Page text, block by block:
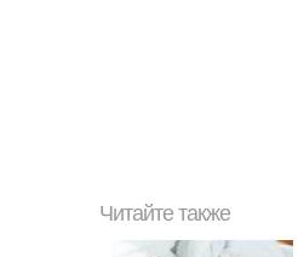
Читайте также